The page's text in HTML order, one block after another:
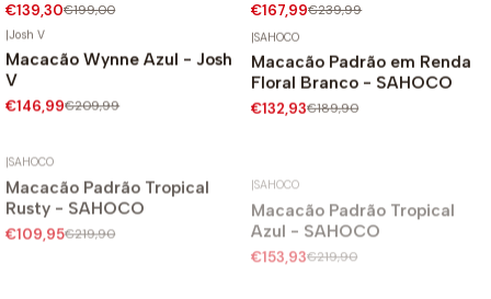
€139,30€199,00 €167,99€239,99
-30%
|Josh V
Macacão Wynne Azul - Josh
V
€146,99€209,99
-30%
|SAHOCO
Macacão Padrão em Renda
Floral Branco - SAHOCO
€132,93€189,90
-50%
Macacão Padrão Tropical
Rusty - SAHOCO
€109,95 €219,90
Azul - SAHOCO
€153,93€219,90
|Guess
-30%
|Lança Perfume
Macaquinho com Corações